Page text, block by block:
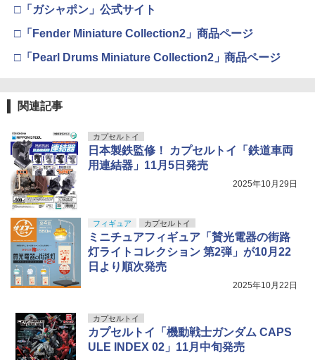
□「ガシャポン」公式サイト
□「Fender Miniature Collection2」商品ページ
□「Pearl Drums Miniature Collection2」商品ページ
関連記事
カプセルトイ
日本製鉄監修！ カプセルトイ「鉄道車両
用連結器」11月5日発売
2025年10月29日
フィギュア カプセルトイ
ミニチュアフィギュア「賛光電器の街路
灯ライトコレクション 第2弾」が10月22
日より順次発売
2025年10月22日
カプセルトイ
カプセルトイ「機動戦士ガンダム CAPS
ULE INDEX 02」11月中旬発売